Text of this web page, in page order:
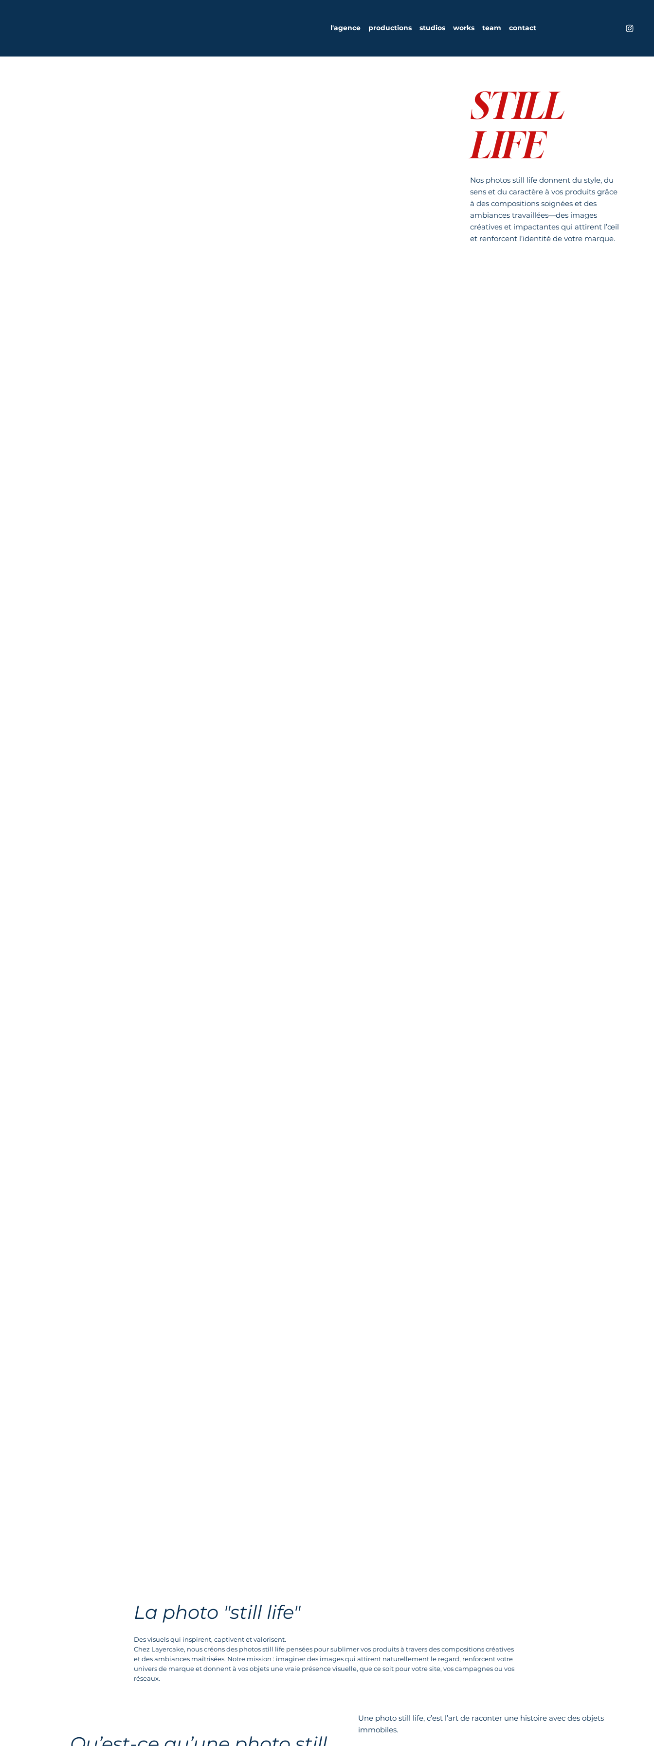
l'agence productions studios works team contact
STILL
LIFE
Nos photos still life donnent du style, du
sens et du caractère à vos produits grâce
à des compositions soignées et des
ambiances travaillées—des images
créatives et impactantes qui attirent l’œil
et renforcent l’identité de votre marque.
La photo "still life"
Des visuels qui inspirent, captivent et valorisent.
Chez Layercake, nous créons des photos still life pensées pour sublimer vos produits à travers des compositions créatives
et des ambiances maîtrisées. Notre mission : imaginer des images qui attirent naturellement le regard, renforcent votre
univers de marque et donnent à vos objets une vraie présence visuelle, que ce soit pour votre site, vos campagnes ou vos
réseaux.
Une photo still life, c’est l’art de raconter une histoire avec des objets
immobiles.